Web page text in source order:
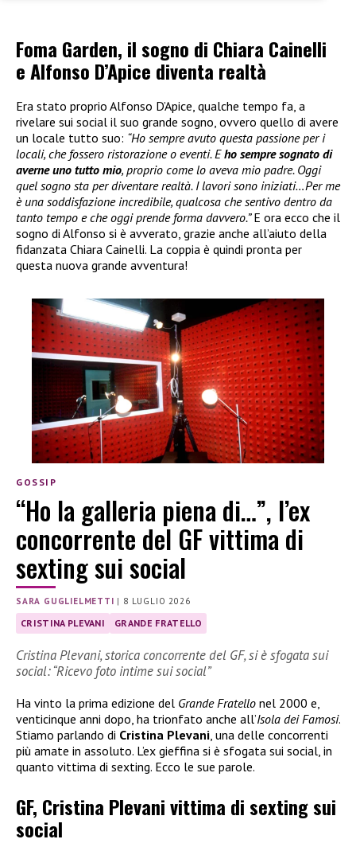
Foma Garden, il sogno di Chiara Cainelli
e Alfonso D’Apice diventa realtà
Era stato proprio Alfonso D’Apice, qualche tempo fa, a
rivelare sui social il suo grande sogno, ovvero quello di avere
un locale tutto suo: “Ho sempre avuto questa passione per i
locali, che fossero ristorazione o eventi. Eho sempre sognato di
averne uno tutto mio, proprio come lo aveva mio padre. Oggi
quel sogno sta per diventare realtà. I lavori sono iniziati…Per me
è una soddisfazione incredibile, qualcosa che sentivo dentro da
tanto tempo e che oggi prende forma davvero.”E ora ecco che il
sogno di Alfonso si è avverato, grazie anche all’aiuto della
fidanzata Chiara Cainelli. La coppia è quindi pronta per
questa nuova grande avventura!
GOSSIP
“Ho la galleria piena di…”, l’ex
concorrente del GF vittima di
sexting sui social
SARA GUGLIELMETTI | 8 LUGLIO 2026
CRISTINA PLEVANI GRANDE FRATELLO
Cristina Plevani, storica concorrente del GF, si è sfogata sui
social: “Ricevo foto intime sui social”
Ha vinto la prima edizione del Grande Fratello nel 2000 e,
venticinque anni dopo, ha trionfato anche all’Isola dei Famosi.
Stiamo parlando di Cristina Plevani , una delle concorrenti
più amate in assoluto. L’ex gieffina si è sfogata sui social, in
quanto vittima di sexting. Ecco le sue parole.
GF, Cristina Plevani vittima di sexting sui
social